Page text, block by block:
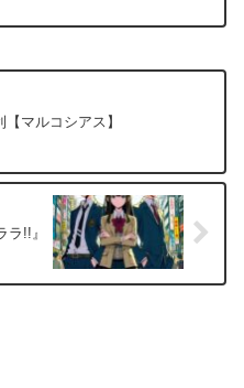
【マルコシアス】
!!』